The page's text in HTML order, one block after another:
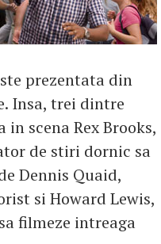
prezentata din
Insa, trei dintre
scena Rex Brooks,
de stiri dornic sa
Dennis Quaid,
si Howard Lewis,
filmeze intreaga